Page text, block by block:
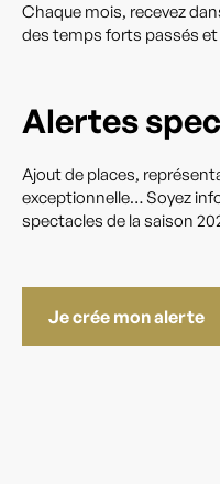
Chaque mois, recevez
des temps forts passés et
Alertes
Ajout de places,
exceptionnelle… Soyez
spectacles de la saison
Je crée mon alerte